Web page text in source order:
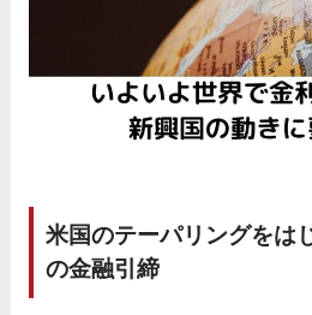
米国のテーパリングをは
の金融引締